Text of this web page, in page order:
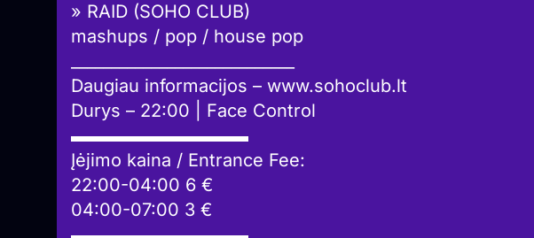
» RAID (SOHO CLUB)
mashups / pop / house pop
Daugiau informacijos – www.sohoclub.lt
Durys – 22:00 | Face Control
▬▬▬▬▬▬▬▬▬▬
Įėjimo kaina / Entrance Fee:
22:00-04:00 6 €
04:00-07:00 3 €